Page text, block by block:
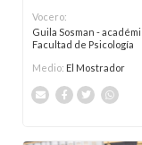
Vocero:
Guila Sosman -
Facultad de Psicología
Medio: El Mostrador